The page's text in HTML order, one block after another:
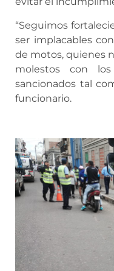
“Seguimos
ser implacables
de motos, quienes
molestos con
sancionados tal
funcionario.